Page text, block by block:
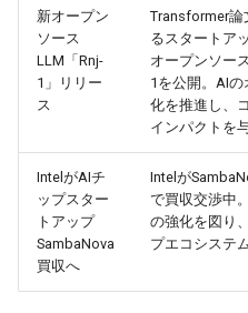
2026-06-30
2026-06-29
2026-06-26
2026-06-25
2026-06-24
新オープン
ソース
LLM「Rnj-
1」リリー
ス
Transformer論
るスタートア
オープンソー
1を公開。AI
化を推進し、
インパクトを
IntelがAIチ
ップスター
トアップ
SambaNova
買収へ
Intelが
で買収交渉中
の強化を図り
プエコシステ